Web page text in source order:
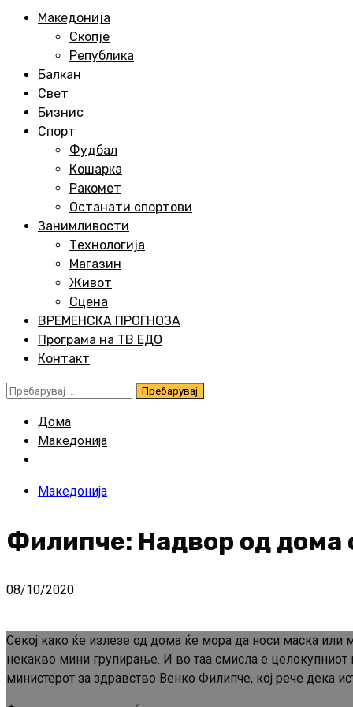
Македонија
Скопје
Република
Балкан
Свет
Бизнис
Спорт
Фудбал
Кошарка
Ракомет
Останати спортови
Занимливости
Технологија
Магазин
Живот
Сцена
ВРЕМЕНСКА ПРОГНОЗА
Програма на ТВ ЕДО
Контакт
Пребарувај
Дома
Македонија
Македонија
Филипче: Надвор од дома
08/10/2020
Секој како ќе излезе од дома ќе мора да носи маска или
некакво мини групирање. И во таа смисла е целокупниот
министерот за здравство Венко Филипче, кој рече дека